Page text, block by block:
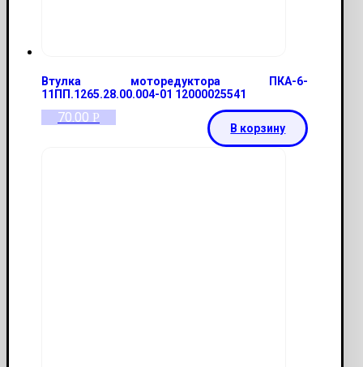
Втулка моторедуктора ПКА-6-
11ПП.1265.28.00.004-01 12000025541
70.00 Р
В корзину